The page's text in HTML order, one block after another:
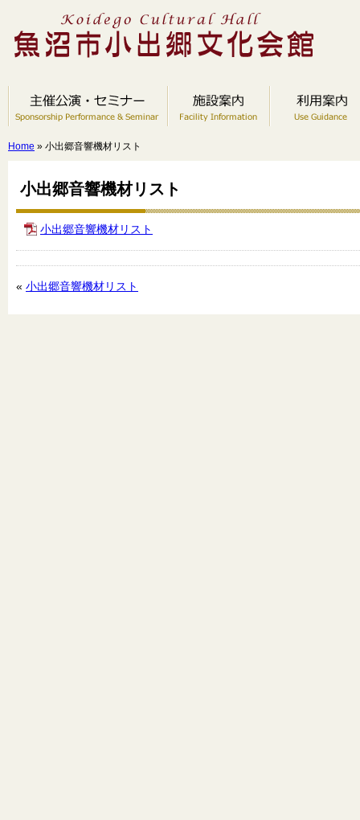
Home » 小出郷音響機材リスト
小出郷音響機材リスト
小出郷音響機材リスト
« 小出郷音響機材リスト